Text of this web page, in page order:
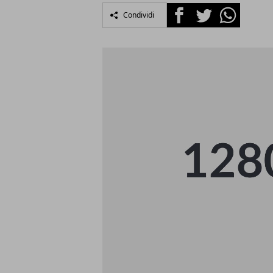
Condividi FacebookTwitterWhatsapp